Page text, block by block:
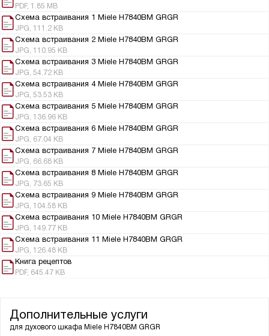
PDF, 1.85 MB
Схема встраивания 1 Miele H7840BM GRGR
JPG, 111.2 KB
Схема встраивания 2 Miele H7840BM GRGR
JPG, 110.95 KB
Схема встраивания 3 Miele H7840BM GRGR
JPG, 54.72 KB
Схема встраивания 4 Miele H7840BM GRGR
JPG, 53.53 KB
Схема встраивания 5 Miele H7840BM GRGR
JPG, 136.96 KB
Схема встраивания 6 Miele H7840BM GRGR
JPG, 67.04 KB
Схема встраивания 7 Miele H7840BM GRGR
JPG, 66.68 KB
Схема встраивания 8 Miele H7840BM GRGR
JPG, 73.65 KB
Схема встраивания 9 Miele H7840BM GRGR
JPG, 104.58 KB
Схема встраивания 10 Miele H7840BM GRGR
JPG, 149.77 KB
Схема встраивания 11 Miele H7840BM GRGR
JPG, 126.48 KB
Книга рецептов
PDF, 645.47 KB
Дополнительные услуги
для духового шкафа Miele H7840BM GRGR